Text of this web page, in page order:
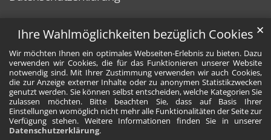
Ihre Wahlmöglichkeiten bezüglich Cookies
Wir möchten Ihnen ein optimales Webseiten-Erlebnis zu bieten. Dazu
verwenden wir Cookies, die für das Funktionieren unserer Website
notwendig sind. Mit Ihrer Zustimmung verwenden wir auch Cookies,
die zur Anzeige externer Inhalte oder zu anonymen Statistikzwecken
genutzt werden. Sie können selbst entscheiden, welche Kategorien Sie
zulassen möchten. Bitte beachten Sie, dass auf Basis Ihrer
Einstellungen womöglich nicht mehr alle Funktionalitäten der Seite zur
Verfügung stehen. Weitere Informationen finden Sie in unserer
Datenschutzerklärung.
✕